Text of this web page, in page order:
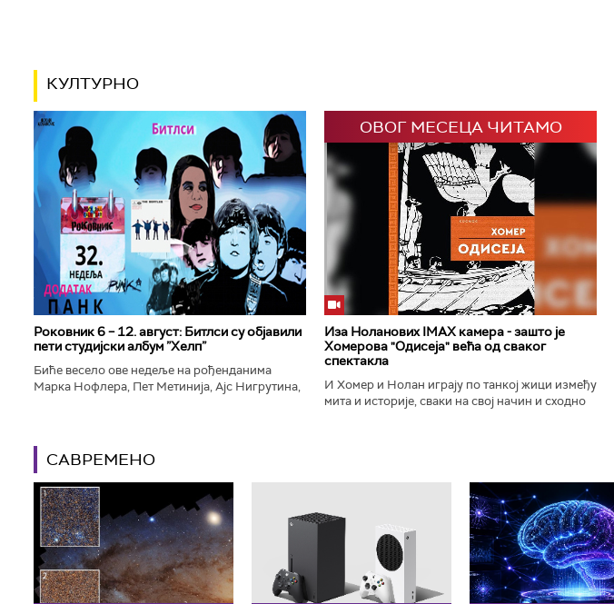
КУЛТУРНО
Роковник 6 – 12. август: Битлси су објавили
пети студијски албум ”Хелп”
Биће весело ове недеље на рођенданима
Марка Нофлера, Пет Метинија, Ајс Нигрутина,
ОВОГ МЕСЕЦА ЧИТАМО
Иза Ноланових IMAX камера - зашто је
Хомерова "Одисеја" већа од сваког
спектакла
И Хомер и Нолан играју по танкој жици између
мита и историје, сваки на свој начин и сходно
САВРЕМЕНО